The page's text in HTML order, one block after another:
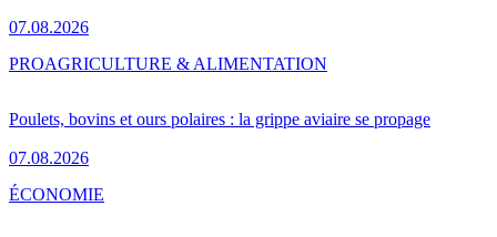
07.08.2026
Poulets, bovins et ours polaires : la grippe aviaire se propage
07.08.2026
PROAGRICULTURE & ALIMENTATION
ÉCONOMIE